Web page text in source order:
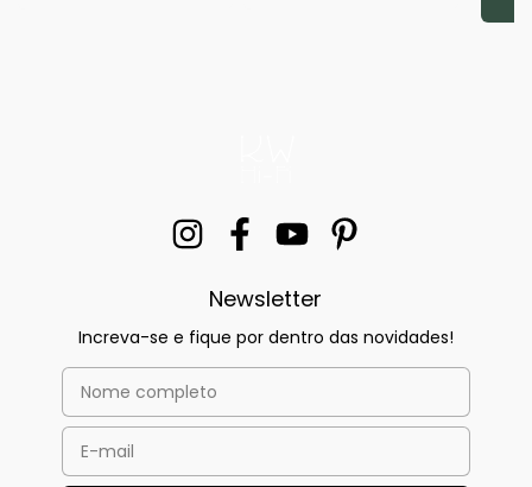
Newsletter
Increva-se e fique por dentro das novidades!